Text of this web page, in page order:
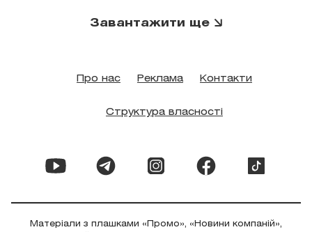
Завантажити ще
Про нас Реклама Контакти
Структура власності
Матеріали з плашками «Промо», «Новини компаній»,